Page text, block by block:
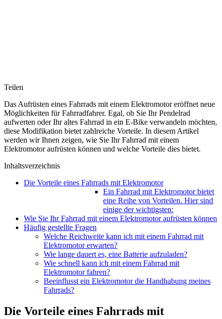
Teilen
Das Aufrüsten eines Fahrrads mit einem Elektromotor eröffnet neue
Möglichkeiten für Fahrradfahrer. Egal, ob Sie Ihr Pendelrad
aufwerten oder Ihr altes Fahrrad in ein E-Bike verwandeln möchten,
diese Modifikation bietet zahlreiche Vorteile. In diesem Artikel
werden wir Ihnen zeigen, wie Sie Ihr Fahrrad mit einem
Elektromotor aufrüsten können und welche Vorteile dies bietet.
Inhaltsverzeichnis
Die Vorteile eines Fahrrads mit Elektromotor
Ein Fahrrad mit Elektromotor bietet
eine Reihe von Vorteilen. Hier sind
einige der wichtigsten:
Wie Sie Ihr Fahrrad mit einem Elektromotor aufrüsten können
Häufig gestellte Fragen
Welche Reichweite kann ich mit einem Fahrrad mit
Elektromotor erwarten?
Wie lange dauert es, eine Batterie aufzuladen?
Wie schnell kann ich mit einem Fahrrad mit
Elektromotor fahren?
Beeinflusst ein Elektromotor die Handhabung meines
Fahrrads?
Die Vorteile eines Fahrrads mit